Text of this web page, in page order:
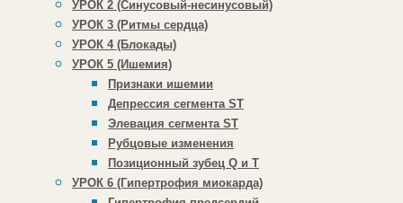
УРОК 2 (Синусовый-несинусовый)
УРОК 3 (Ритмы сердца)
УРОК 4 (Блокады)
УРОК 5 (Ишемия)
Признаки ишемии
Депрессия сегмента ST
Элевация сегмента ST
Рубцовые изменения
Позиционный зубец Q и Т
УРОК 6 (Гипертрофия миокарда)
назад
Пожалуйста.
Ответить